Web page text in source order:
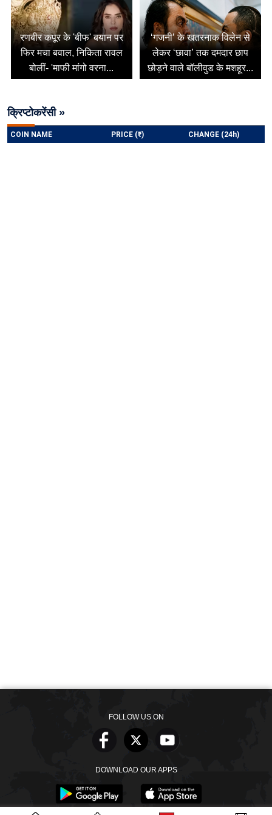
रणबीर कपूर के 'बीफ' बयान पर
फिर मचा बवाल, निकिता रावल
बोलीं- 'माफी मांगो वरना...
‘गजनी’ के खतरनाक विलेन से
लेकर ‘छावा’ तक दमदार छाप
छोड़ने वाले बॉलीवुड के मशहूर...
क्रिप्टोकरेंसी »
FOLLOW US ON
DOWNLOAD OUR APPS